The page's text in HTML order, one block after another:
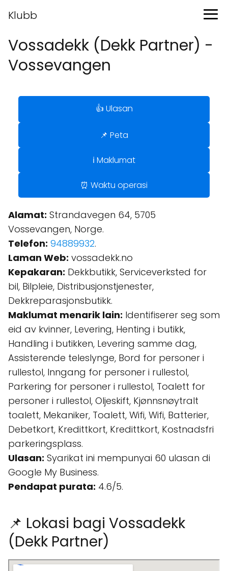
Klubb
Vossadekk (Dekk Partner) -
Vossevangen
👍 Ulasan
📌 Peta
ℹ️ Maklumat
⏰ Waktu operasi
Alamat: Strandavegen 64, 5705
Vossevangen, Norge.
Telefon: 94889932.
Laman Web: vossadekk.no
Kepakaran: Dekkbutikk, Serviceverksted for
bil, Bilpleie, Distribusjonstjenester,
Dekkreparasjonsbutikk.
Maklumat menarik lain: Identifiserer seg som
eid av kvinner, Levering, Henting i butikk,
Handling i butikken, Levering samme dag,
Assisterende teleslynge, Bord for personer i
rullestol, Inngang for personer i rullestol,
Parkering for personer i rullestol, Toalett for
personer i rullestol, Oljeskift, Kjønnsnøytralt
toalett, Mekaniker, Toalett, Wifi, Wifi, Batterier,
Debetkort, Kredittkort, Kredittkort, Kostnadsfri
parkeringsplass.
Ulasan: Syarikat ini mempunyai 60 ulasan di
Google My Business.
Pendapat purata: 4.6/5.
📌 Lokasi bagi Vossadekk
(Dekk Partner)